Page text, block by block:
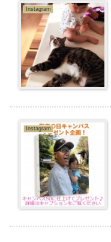
Instagram
Instagram